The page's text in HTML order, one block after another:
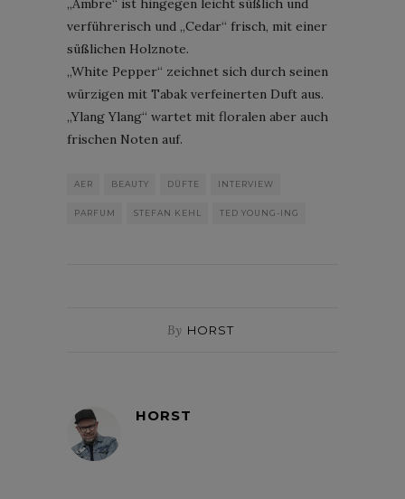
verführerisch und „Cedar“ frisch, mit einer
süßlichen Holznote.
„White Pepper“ zeichnet sich durch seinen
würzigen mit Tabak verfeinerten Duft aus.
„Ylang Ylang“ wartet mit floralen aber auch
frischen Noten auf.
AER BEAUTY DÜFTE INTERVIEW
PARFUM STEFAN KEHL TED YOUNG-ING
By HORST
HORST